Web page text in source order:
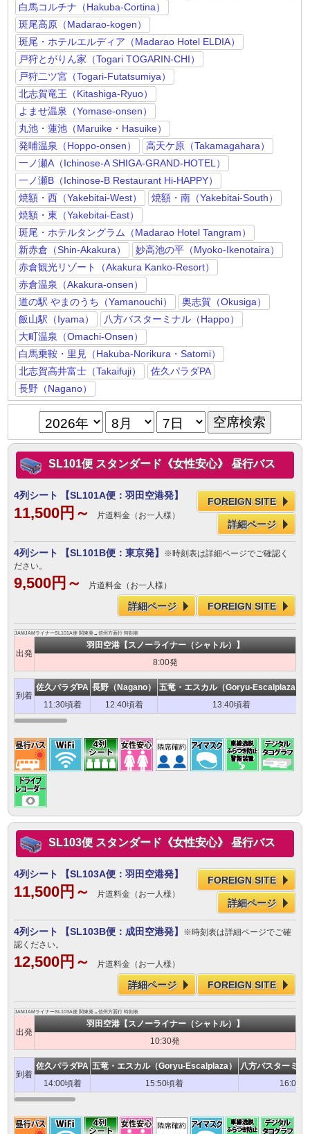
白馬コルチナ（Hakuba-Cortina）
斑尾高原（Madarao-kogen）
斑尾・ホテルエルディア（Madarao Hotel ELDIA）
戸狩とがりん家（Togari TOGARIN-CHI）
戸狩二ツ宮（Togari-Futatsumiya）
北志賀竜王（Kitashiga-Ryuo）
よませ温泉（Yomase-onsen）
丸池・蓮池（Maruike・Hasuike）
発哺温泉（Hoppo-onsen）
高天ケ原（Takamagahara）
一ノ瀬A（Ichinose-A SHIGA-GRAND-HOTEL）
一ノ瀬B（Ichinose-B Restaurant Hi-HAPPY）
焼額・西（Yakebitai-West）
焼額・南（Yakebitai-South）
焼額・東（Yakebitai-East）
斑尾・ホテルタングラム（Madarao Hotel Tangram）
新赤倉（Shin-Akakura）
妙高池の平（Myoko-Ikenotaira）
赤倉観光リゾート（Akakura Kanko-Resort）
赤倉温泉（Akakura-onsen）
道の駅 やまのうち（Yamanouchi）
奥志賀（Okusiga）
飯山駅（Iyama）
八方バスターミナル（Happo）
大町温泉（Omachi-Onsen）
白馬乗鞍・里見（Hakuba-Norikura・Satomi）
北志賀高井富士（Takaifuji）
佐久パラダPA
長野（Nagano）
SL101便 スタンダード《女性安心》 昼行バス
4列シート 【SL101A便：羽田空港発】
11,500円～ 片道料金（お一人様）
FOREIGN SITE
詳細ページ
4列シート 【SL101B便：東京発】
※時刻表は詳細ページでご確認く
ださい。
9,500円～ 片道料金（お一人様）
FOREIGN SITE
詳細ページ
JAMJAMライナーSL101A便 関東発→信州方面行 時刻表
出発
羽田空港【スノーライナー（シャトル）】
8:00発
到着
佐久パラダPA 長野（Nagano） 五竜・エスカル（Goryu-Escalplaza）
11:30頃着
12:40頃着 13:40頃着
SL103便 スタンダード《女性安心》 昼行バス
4列シート 【SL103A便：羽田空港発】
11,500円～ 片道料金（お一人様）
FOREIGN SITE
詳細ページ
4列シート 【SL103B便：成田空港発】
※時刻表は詳細ページでご確
認ください。
12,500円～ 片道料金（お一人様）
FOREIGN SITE
詳細ページ
JAMJAMライナーSL103A便 関東発→信州方面行 時刻表
出発
羽田空港【スノーライナー（シャトル）】
10:30発
到着
佐久パラダPA 五竜・エスカル（Goryu-Escalplaza）
八方バスターミ
14:00頃着
15:50頃着 16:00